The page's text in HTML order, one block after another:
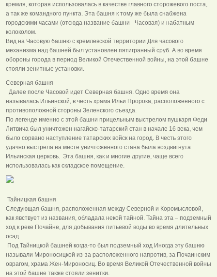
кремля, которая использовалась в качестве главного сторожевого поста,
а так же командного пункта. Эта башня к тому же была снабжена
городскими часами (отсюда название башни - Часовая) и набатным
колоколом.
Вид на Часовую башню с кремлевской территории Для часового
механизма над башней был установлен пятигранный сруб. А во время
обороны города в период Великой Отечественной войны, на этой башне
стояли зенитные установки.
Северная башня
Далее после Часовой идет Северная башня. Одно время она
называлась Ильинской, в честь храма Ильи Пророка, расположенного с
противоположной стороны Зеленского съезда.
По легенде именно с этой башни прицельным выстрелом пушкаря Феди
Литвича был уничтожен нагайско-татарский стан в начале 16 века, чем
было сорвано наступление татарских войск на город. В честь этого
удачно выстрела на месте уничтоженного стана была воздвигнута
Ильинская церковь. Эта башня, как и многие другие, чаще всего
использовалась как складское помещение.
Тайницкая башня
Следующая башня, расположенная между Северной и Коромысловой,
как явствует из названия, обладала некой тайной. Тайна эта – подземный
ход к реке Почайне, для добывания питьевой воды во время длительных
осад.
Под Тайницкой башней когда-то был подземный ход Иногда эту башню
называли Мироносицкой из-за расположенного напротив, за Почаинским
оврагом, храма Жен-Мироносиц. Во время Великой Отечественной войны
на этой башне также стояли зенитки.